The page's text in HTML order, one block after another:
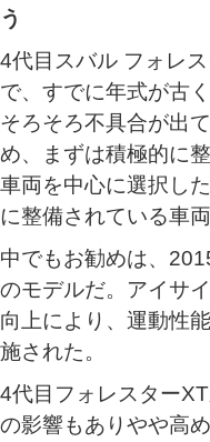
う
4代目スバル フォレ
で、すでに年式が古
そろそろ不具合が出
め、まずは積極的に
車両を中心に選択し
に整備されている車
中でもお勧めは、
のモデルだ。アイサ
向上により、運動性
施された。
4代目フォレスター
の影響もありやや高